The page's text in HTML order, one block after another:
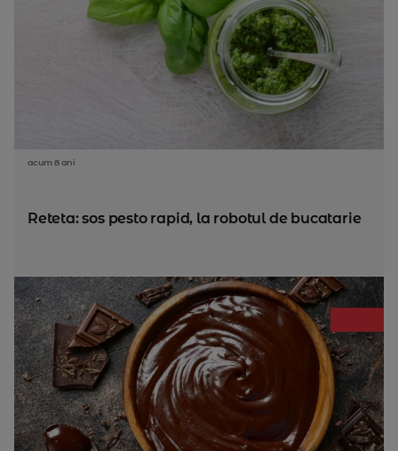
acum 8 ani
Reteta: sos pesto rapid, la robotul de bucatarie